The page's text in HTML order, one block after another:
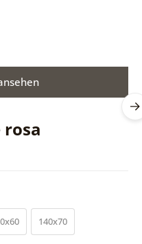
rosa
140x70